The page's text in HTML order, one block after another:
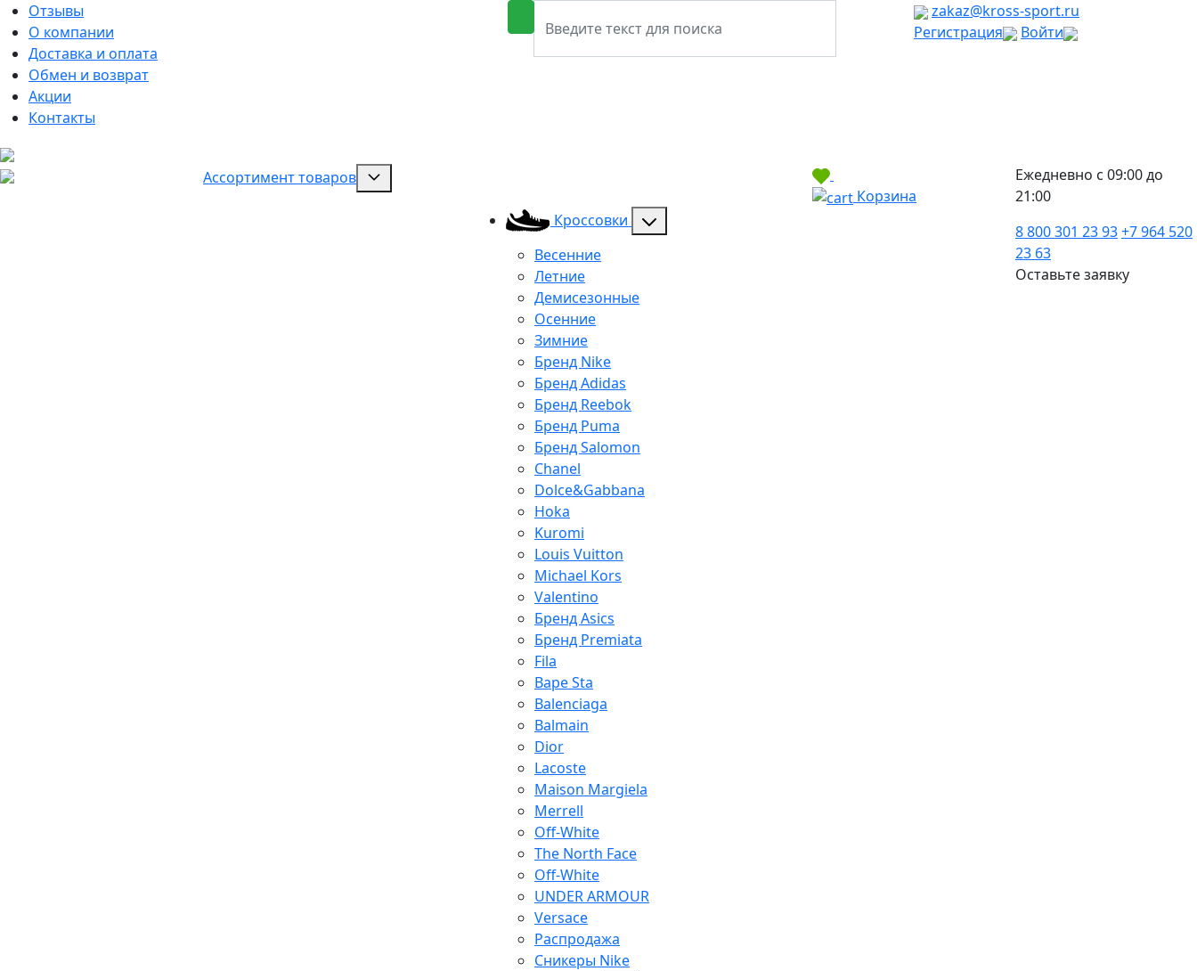
Отзывы
О компании
Доставка и оплата
Обмен и возврат
Акции
Контакты
zakaz@kross-sport.ru
Регистрация
Войти
Ассортимент товаров
Кроссовки
Весенние
Летние
Демисезонные
Осенние
Зимние
Бренд Nike
Бренд Adidas
Бренд Reebok
Бренд Puma
Бренд Salomon
Chanel
Dolce&Gabbana
Hoka
Kuromi
Louis Vuitton
Michael Kors
Valentino
Бренд Asics
Бренд Premiata
Fila
Bape Sta
Balenciaga
Balmain
Dior
Lacoste
Maison Margiela
Merrell
Off-White
The North Face
Off-White
UNDER ARMOUR
Versace
Распродажа
Сникеры Nike
Корзина
Ежедневно с 09:00 до
21:00
8 800 301 23 93+7 964 520
23 63
Оставьте заявку